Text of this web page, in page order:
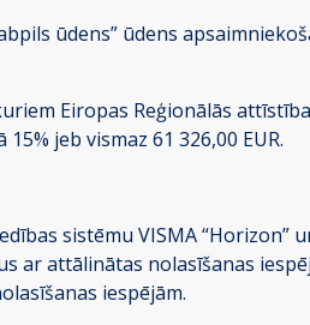
ūdens” ūdens
Eiropas Reģionālās
jeb vismaz 61 326,00 EUR.
sistēmu VISMA “Horizon”
ar attālinātas nolasīšanas
iespējām.